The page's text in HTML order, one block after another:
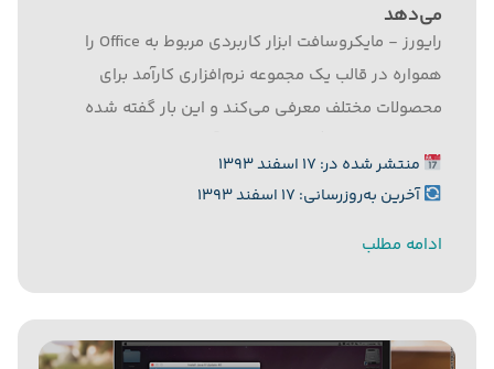
می‌دهد
رایورز - مایکروسافت ابزار کاربردی مربوط به Office را
همواره در قالب یک مجموعه نرم‌افزاری کارآمد برای
محصولات مختلف معرفی می‌کند و این بار گفته شده
بهره ببرد. به گزارش رایورز به نقل از پی‌سی‌ورلد،...
منتشر شده در: ۱۷ اسفند ۱۳۹۳
آخرین به‌روزرسانی: ۱۷ اسفند ۱۳۹۳
ادامه مطلب